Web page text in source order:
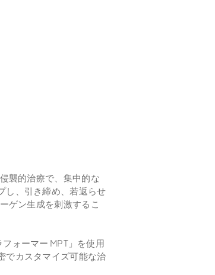
襲的治療で、集中的な
し、引き締め、若返らせ
ゲン生成を刺激するこ
ォーマー MPT」を使用
でカスタマイズ可能な治